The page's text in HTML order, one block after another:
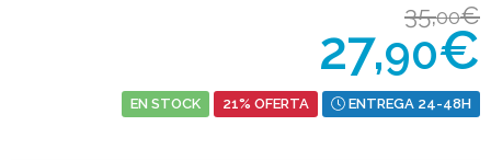
35,00€
27,90€
EN STOCK 21% OFERTA ENTREGA 24-48H